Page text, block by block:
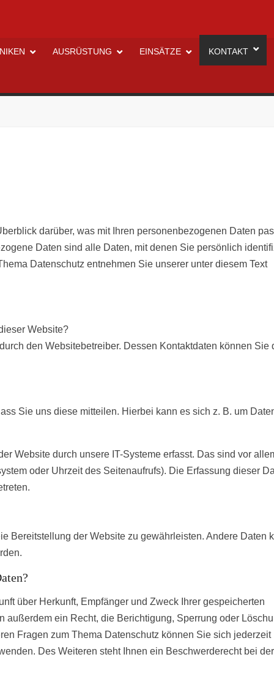
AUSRÜSTUNG EINSÄTZE KONTAKT
darüber, was mit Ihren personenbezogenen Daten
Daten sind alle Daten, mit denen Sie persönlich
Datenschutz entnehmen Sie unserer unter diesem Text
Website?
den Websitebetreiber. Dessen Kontaktdaten können Sie
Sie uns diese mitteilen. Hierbei kann es sich z. B. um
Website durch unsere IT-Systeme erfasst. Das sind vor
oder Uhrzeit des Seitenaufrufs). Die Erfassung dieser
Bereitstellung der Website zu gewährleisten. Andere Daten
über Herkunft, Empfänger und Zweck Ihrer gespeicherten
außerdem ein Recht, die Berichtigung, Sperrung oder
Fragen zum Thema Datenschutz können Sie sich jederzeit
Des Weiteren steht Ihnen ein Beschwerderecht bei der